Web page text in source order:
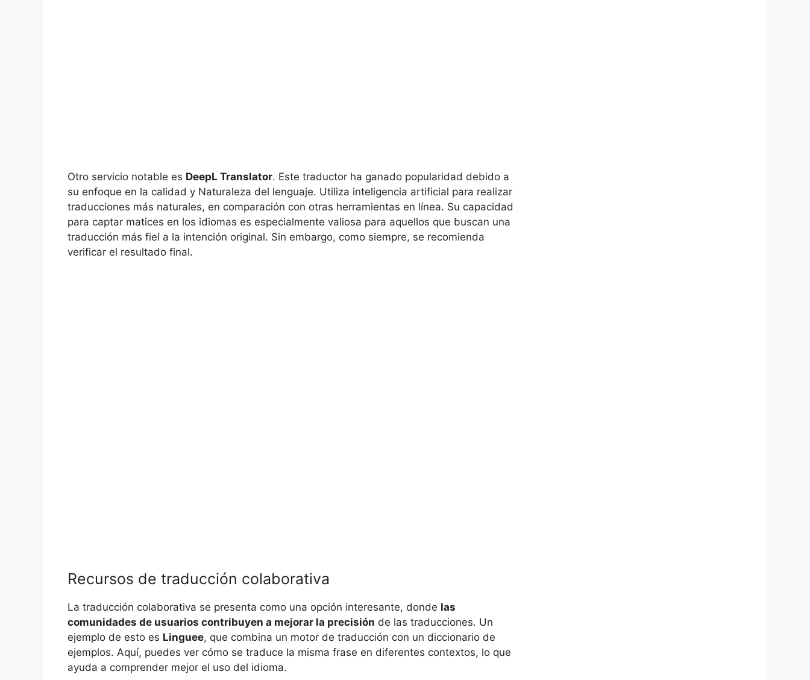
Otro servicio notable es DeepL Translator. Este traductor ha ganado popularidad debido a
su enfoque en la calidad y Naturaleza del lenguaje. Utiliza inteligencia artificial para realizar
traducciones más naturales, en comparación con otras herramientas en línea. Su capacidad
para captar matices en los idiomas es especialmente valiosa para aquellos que buscan una
traducción más fiel a la intención original. Sin embargo, como siempre, se recomienda
verificar el resultado final.
Recursos de traducción colaborativa
La traducción colaborativa se presenta como una opción interesante, donde las
comunidades de usuarios contribuyen a mejorar la precisión de las traducciones. Un
ejemplo de esto es Linguee, que combina un motor de traducción con un diccionario de
ejemplos. Aquí, puedes ver cómo se traduce la misma frase en diferentes contextos, lo que
ayuda a comprender mejor el uso del idioma.